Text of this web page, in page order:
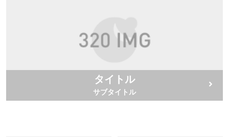
タイトル
サブタイトル